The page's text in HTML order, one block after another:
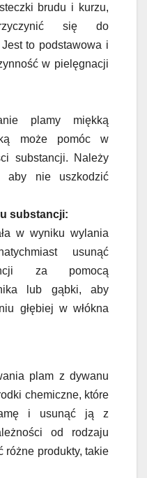
brudu i kurzu,
się do
to podstawowa i
w pielęgnacji
plamy miękką
może pomóc w
substancji. Należy
aby nie uszkodzić
substancji:
w wyniku wylania
usunąć
za pomocą
lub gąbki, aby
głębiej w włókna
plam z dywanu
chemiczne, które
i usunąć ją z
od rodzaju
różne produkty, takie